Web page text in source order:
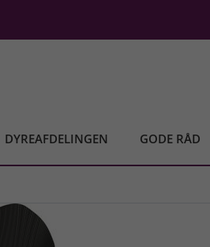
DYREAFDELINGEN GODE RÅD